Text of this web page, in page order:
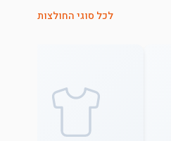
לכל סוגי החולצות